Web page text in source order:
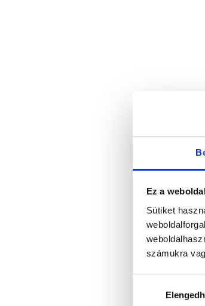
Ez a
Sütiket
számukra
kiválasztása